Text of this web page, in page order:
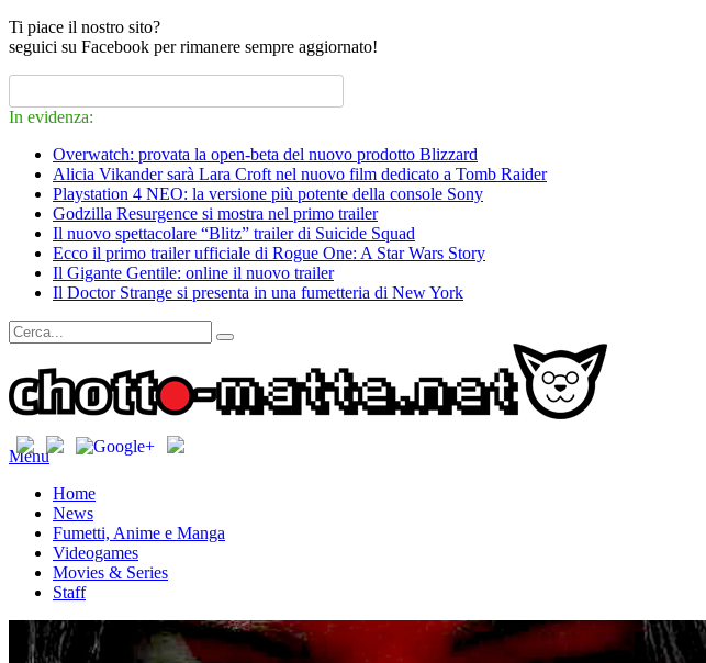
Ti piace il nostro sito?
seguici su Facebook per rimanere sempre aggiornato!
In evidenza:
Overwatch: provata la open-beta del nuovo prodotto Blizzard
Alicia Vikander sarà Lara Croft nel nuovo film dedicato a Tomb Raider
Playstation 4 NEO: la versione più potente della console Sony
Godzilla Resurgence si mostra nel primo trailer
Il nuovo spettacolare “Blitz” trailer di Suicide Squad
Ecco il primo trailer ufficiale di Rogue One: A Star Wars Story
Il Gigante Gentile: online il nuovo trailer
Il Doctor Strange si presenta in una fumetteria di New York
Menu
Home
News
Fumetti, Anime e Manga
Videogames
Movies & Series
Staff